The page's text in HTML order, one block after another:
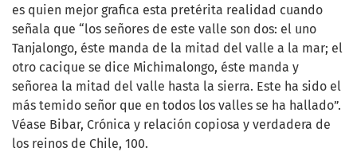
es quien mejor grafica esta pretérita realidad cuando
señala que “los señores de este valle son dos: el uno
Tanjalongo, éste manda de la mitad del valle a la mar; el
otro cacique se dice Michimalongo, éste manda y
señorea la mitad del valle hasta la sierra. Este ha sido el
más temido señor que en todos los valles se ha hallado”.
Véase Bibar, Crónica y relación copiosa y verdadera de
los reinos de Chile, 100.